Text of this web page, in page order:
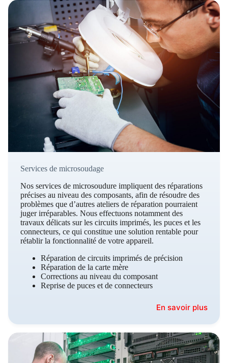
Services de microsoudage
Nos services de microsoudure impliquent des réparations
précises au niveau des composants, afin de résoudre des
problèmes que d’autres ateliers de réparation pourraient
juger irréparables. Nous effectuons notamment des
travaux délicats sur les circuits imprimés, les puces et les
connecteurs, ce qui constitue une solution rentable pour
rétablir la fonctionnalité de votre appareil.
Réparation de circuits imprimés de précision
Réparation de la carte mère
Corrections au niveau du composant
Reprise de puces et de connecteurs
En savoir plus